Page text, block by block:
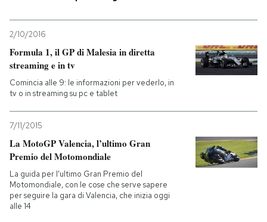
PODCAST
NEWSLETTER
I MIEI PREFERITI
SHOP
CALENDARIO
2/10/2016
Formula 1, il GP di Malesia in diretta
streaming e in tv
Comincia alle 9: le informazioni per vederlo, in
tv o in streaming su pc e tablet
7/11/2015
La MotoGP Valencia, l’ultimo Gran
Premio del Motomondiale
La guida per l'ultimo Gran Premio del
Motomondiale, con le cose che serve sapere
per seguire la gara di Valencia, che inizia oggi
alle 14